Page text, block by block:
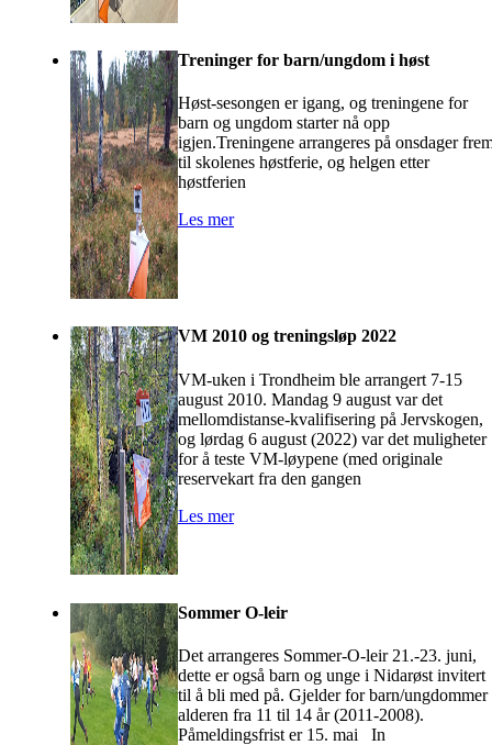
Treninger for barn/ungdom i høst
Høst-sesongen er igang, og treningene for
barn og ungdom starter nå opp
igjen.Treningene arrangeres på onsdager
til skolenes høstferie, og helgen etter
høstferien
Les mer
VM 2010 og treningsløp 2022
VM-uken i Trondheim ble arrangert 7-15
august 2010. Mandag 9 august var det
mellomdistanse-kvalifisering på Jervskogen,
og lørdag 6 august (2022) var det muligheter
for å teste VM-løypene (med originale
reservekart fra den gangen
Les mer
Sommer O-leir
Det arrangeres Sommer-O-leir 21.-23. juni,
dette er også barn og unge i Nidarøst invitert
til å bli med på. Gjelder for barn/ungdommer
alderen fra 11 til 14 år (2011-2008).
Påmeldingsfrist er 15. mai In